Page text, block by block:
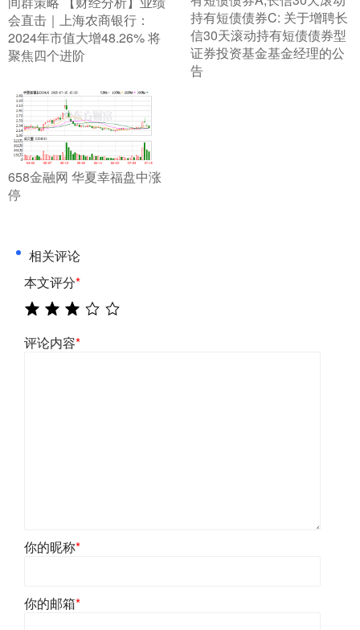
会直击｜上海农商银行：
2024年市值大增48.26% 将
聚焦四个进阶
持有短债债券C: 关于增聘长
信30天滚动持有短债债券型
证券投资基金基金经理的公
告
​658金融网 华夏幸福盘中涨
停
相关评论
本文评分*
评论内容*
你的昵称*
你的邮箱*